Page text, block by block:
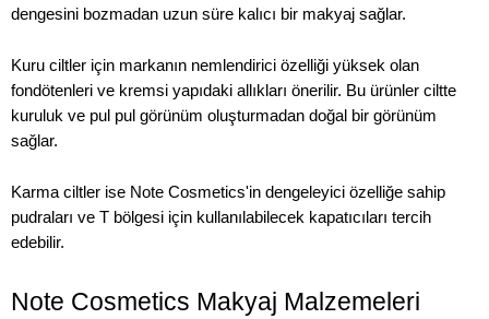
dengesini bozmadan uzun süre kalıcı bir makyaj sağlar.
Kuru ciltler için markanın nemlendirici özelliği yüksek olan
fondötenleri ve kremsi yapıdaki allıkları önerilir. Bu ürünler ciltte
kuruluk ve pul pul görünüm oluşturmadan doğal bir görünüm
sağlar.
Karma ciltler ise Note Cosmetics'in dengeleyici özelliğe sahip
pudraları ve T bölgesi için kullanılabilecek kapatıcıları tercih
edebilir.
Note Cosmetics Makyaj Malzemeleri